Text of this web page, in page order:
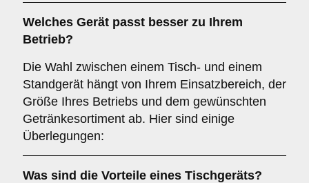
Welches Gerät passt besser zu Ihrem
Betrieb?
Die Wahl zwischen einem Tisch- und einem
Standgerät hängt von Ihrem Einsatzbereich, der
Größe Ihres Betriebs und dem gewünschten
Getränkesortiment ab. Hier sind einige
Überlegungen:
Was sind die Vorteile eines Tischgeräts?